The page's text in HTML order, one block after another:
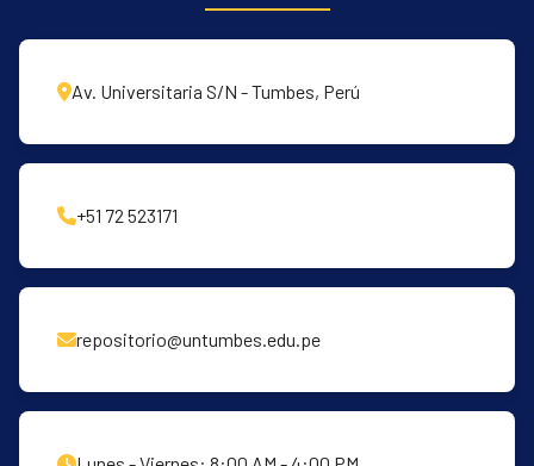
Av. Universitaria S/N - Tumbes, Perú
+51 72 523171
repositorio@untumbes.edu.pe